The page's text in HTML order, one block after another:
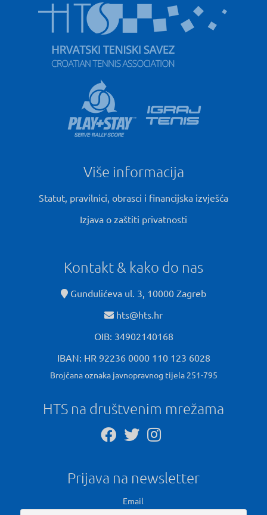
Više informacija
Statut, pravilnici, obrasci i financijska izvješća
Izjava o zaštiti privatnosti
Kontakt & kako do nas
Gundulićeva ul. 3, 10000 Zagreb
hts@hts.hr
OIB: 34902140168
IBAN: HR 92236 0000 110 123 6028
Brojčana oznaka javnopravnog tijela 251-795
HTS na društvenim mrežama
Prijava na newsletter
Email